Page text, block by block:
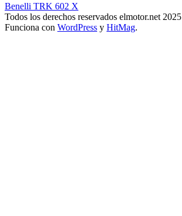
Benelli TRK 602 X
Todos los derechos reservados elmotor.net 2025
Funciona con WordPress y HitMag.